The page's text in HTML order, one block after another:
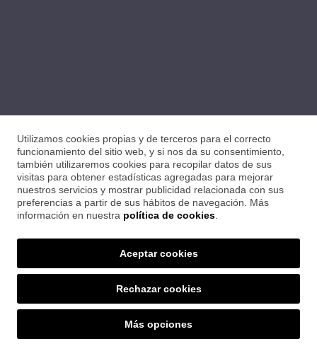
SET CERÀMIQUES
Ctra. Sant Feliu, 24 · 17004 Girona
Tfno. 972 21 09 22 · setceramiques@distriplac.com
Utilizamos cookies propias y de terceros para el correcto
funcionamiento del sitio web, y si nos da su consentimiento,
también utilizaremos cookies para recopilar datos de sus
visitas para obtener estadísticas agregadas para mejorar
nuestros servicios y mostrar publicidad relacionada con sus
preferencias a partir de sus hábitos de navegación. Más
información en nuestra política de cookies
Más opciones
Rechazar cookies
Aceptar cookies